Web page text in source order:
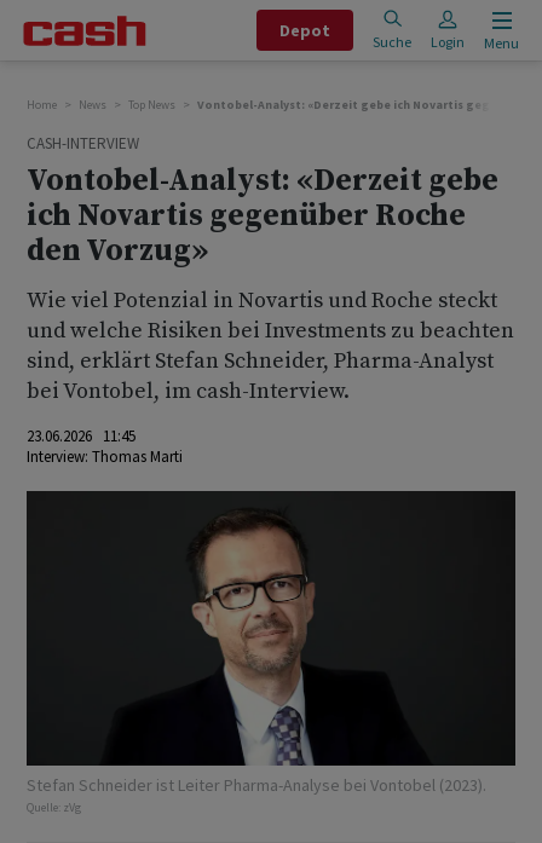
Depot
Suche Login Menu
Home News Top News Vontobel-Analyst: «Derzeit gebe ich Novartis gegenüber
CASH-INTERVIEW
Vontobel-Analyst: «Derzeit gebe
ich Novartis gegenüber Roche
den Vorzug»
Wie viel Potenzial in Novartis und Roche steckt
und welche Risiken bei Investments zu beachten
sind, erklärt Stefan Schneider, Pharma-Analyst
bei Vontobel, im cash-Interview.
23.06.2026 11:45
Interview: Thomas Marti
Stefan Schneider ist Leiter Pharma-Analyse bei Vontobel (2023).
Quelle: zVg